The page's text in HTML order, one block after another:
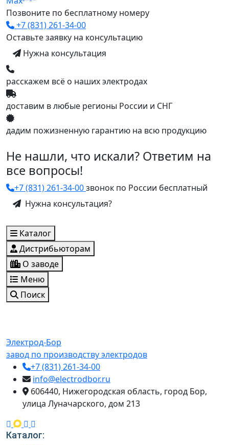
Позвоните по бесплатному номеру
+7 (831) 261-34-00
Оставьте заявку на консультацию
Нужна консультация
расскажем всё о наших электродах
доставим в любые регионы России и СНГ
дадим пожизненную гарантию на всю продукцию
Не нашли, что искали? Ответим на
все вопросы!
+7 (831) 261-34-00звонок по России бесплатный
Нужна консультация?
Каталог
Дистрибьюторам
О заводе
Меню
Поиск
Электрод-Бор
завод по производству электродов
+7 (831) 261-34-00
info@electrodbor.ru
606440, Нижегородская область, город Бор,
улица Луначарского, дом 213
Каталог: